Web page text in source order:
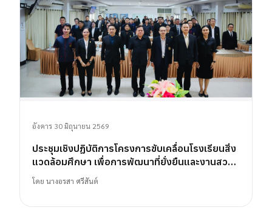
อังคาร 30 มิถุนายน 2569
ประชุมเชิงปฏิบัติการโครงการขับเคลื่อนโรงเรียนสิ่ง
แวดล้อมศึกษา เพื่อการพัฒนาที่ยั่งยืนและงานสวน
พฤกษศาสตร์โรงเรียน
โดย นางอรสา ศรีสันต์